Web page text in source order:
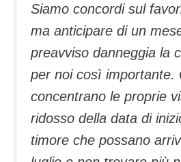
Siamo concordi sul
ma anticipare di un
preavviso danneggia la
per noi così importante.
concentrano le proprie
ridosso della data di
timore che possano